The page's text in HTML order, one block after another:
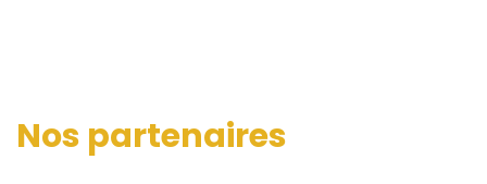
Nos partenaires